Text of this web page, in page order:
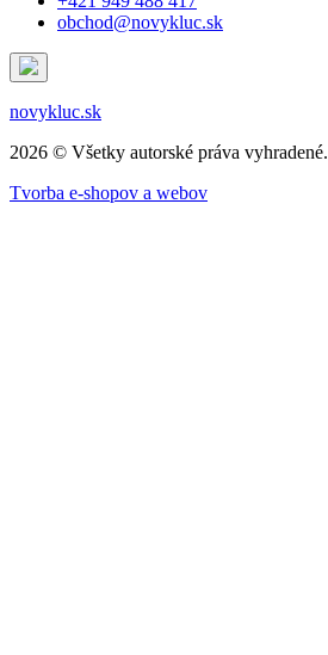
obchod@novykluc.sk
novykluc.sk
2026 © Všetky autorské práva vyhradené.
Tvorba e-shopov a webov